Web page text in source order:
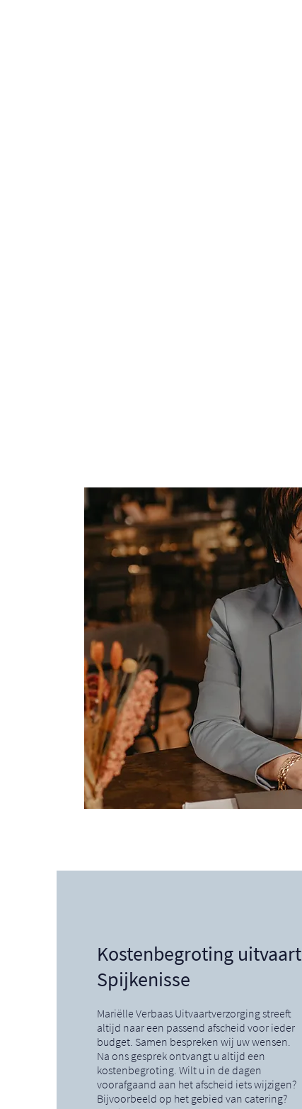
Kostenbegroting uitvaart
Spijkenisse
Mariëlle Verbaas Uitvaartverzorging streeft
altijd naar een passend afscheid voor ieder
budget. Samen bespreken wij uw wensen.
Na ons gesprek ontvangt u altijd een
kostenbegroting. Wilt u in de dagen
voorafgaand aan het afscheid iets wijzigen?
Bijvoorbeeld op het gebied van catering?